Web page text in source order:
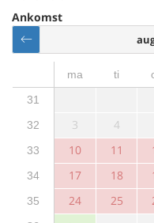
Ankomst
ma ti
31
32 3 4
33 10 11
34 17 18
35 24 25